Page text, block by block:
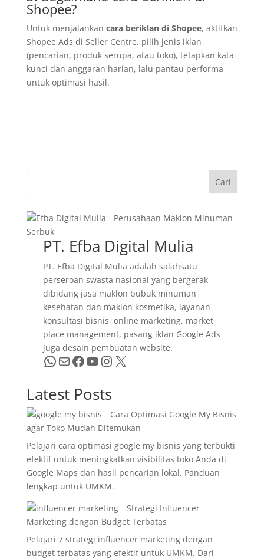
Shopee?
Untuk menjalankan cara beriklan di Shopee, aktifkan
Shopee Ads di Seller Centre, pilih jenis iklan
(pencarian, produk serupa, atau toko), tetapkan kata
kunci dan anggaran harian, lalu pantau performa
untuk optimasi hasil.
Cari
PT. Efba Digital Mulia
PT. Efba Digital Mulia adalah salahsatu
perseroan swasta nasional yang bergerak
dibidang jasa maklon bubuk minuman
kesehatan dan maklon kosmetika, layanan
konsultasi bisnis, online marketing, market
place management, pasang iklan Google Ads
juga desain pembuatan website.
WhatsApp Mail Facebook YouTube InstagramX
Latest Posts
Cara Optimasi Google My Bisnis
agar Toko Mudah Ditemukan
Pelajari cara optimasi google my bisnis yang terbukti
efektif untuk meningkatkan visibilitas toko Anda di
Google Maps dan hasil pencarian lokal. Panduan
lengkap untuk UMKM.
Strategi Influencer
Marketing dengan Budget Terbatas
Pelajari 7 strategi influencer marketing dengan
budget terbatas yang efektif untuk UMKM. Dari